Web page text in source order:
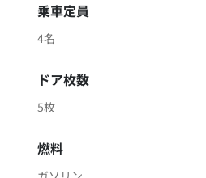
乗車定員
4名
ドア枚数
5枚
燃料